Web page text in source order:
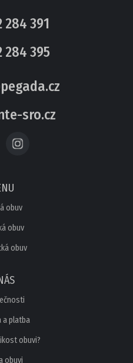
284 391
284 395
sro.cz
obuv
obuv
obuv
a platba
obuvi?
obuvi